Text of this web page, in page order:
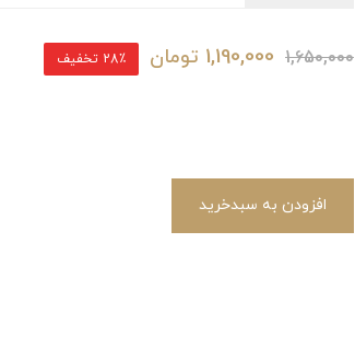
1,650,000
1,190,000 تومان 28٪ تخفیف
افزودن به سبدخرید